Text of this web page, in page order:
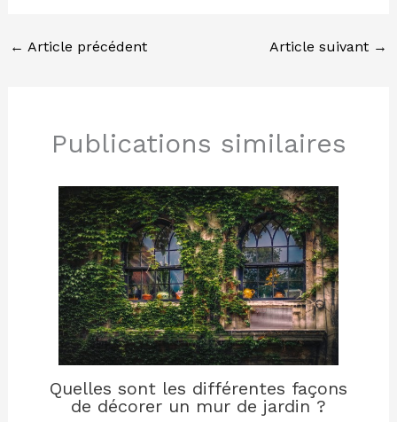
← Article précédent Article suivant →
Publications similaires
Quelles sont les différentes façons
de décorer un mur de jardin ?